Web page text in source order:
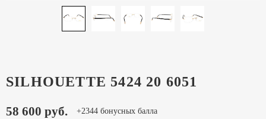
SILHOUETTE 5424 20 6051
58 600 руб. +2344 бонусных балла